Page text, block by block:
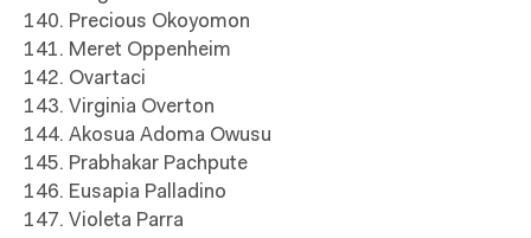
140. Precious Okoyomon
141. Meret Oppenheim
142. Ovartaci
143. Virginia Overton
144. Akosua Adoma Owusu
145. Prabhakar Pachpute
146. Eusapia Palladino
147. Violeta Parra